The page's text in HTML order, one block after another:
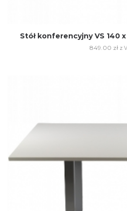
Stół konferencyjny VS 140
849.00 zł z